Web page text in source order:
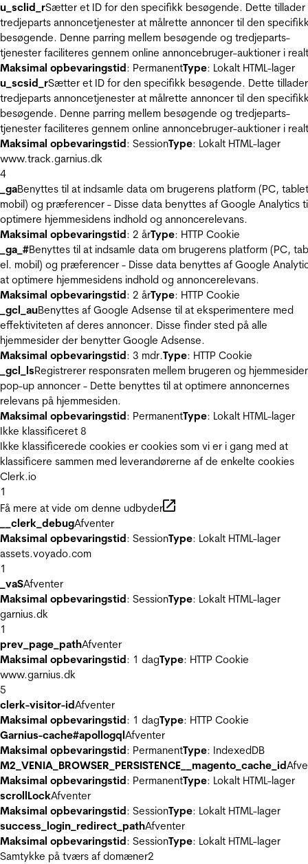
u_sclid_rSætter et ID for den specifikk besøgende. Dette tillader
tredjeparts annoncetjenester at målrette annoncer til den
besøgende. Denne parring mellem besøgende og tredjeparts-
tjenester faciliteres gennem online annoncebruger-auktioner i
Maksimal opbevaringstid: PermanentType: Lokalt HTML-lager
u_scsid_rSætter et ID for den specifikk besøgende. Dette tillader
tredjeparts annoncetjenester at målrette annoncer til den
besøgende. Denne parring mellem besøgende og tredjeparts-
tjenester faciliteres gennem online annoncebruger-auktioner i
Maksimal opbevaringstid: SessionType: Lokalt HTML-lager
www.track.garnius.dk
4
_gaBenyttes til at indsamle data om brugerens platform (PC,
mobil) og præferencer - Disse data benyttes af Google Analytics
optimere hjemmesidens indhold og annoncerelevans.
Maksimal opbevaringstid: 2 årType: HTTP Cookie
_ga_#Benyttes til at indsamle data om brugerens platform (PC,
el. mobil) og præferencer - Disse data benyttes af Google
at optimere hjemmesidens indhold og annoncerelevans.
Maksimal opbevaringstid: 2 årType: HTTP Cookie
_gcl_auBenyttes af Google Adsense til at eksperimentere med
effektiviteten af deres annoncer. Disse finder sted på alle
hjemmesider der benytter Google Adsense.
Maksimal opbevaringstid: 3 mdr.Type: HTTP Cookie
_gcl_lsRegistrerer responsraten mellem brugeren og
pop-up annoncer - Dette benyttes til at optimere annoncernes
relevans på hjemmesiden.
Maksimal opbevaringstid: PermanentType: Lokalt HTML-lager
Ikke klassificeret 8
Ikke klassificerede cookies er cookies som vi er i gang med at
klassificere sammen med leverandørerne af de enkelte cookies
Clerk.io
1
Få mere at vide om denne udbyder
__clerk_debugAfventer
Maksimal opbevaringstid: SessionType: Lokalt HTML-lager
assets.voyado.com
1
_vaSAfventer
Maksimal opbevaringstid: SessionType: Lokalt HTML-lager
garnius.dk
1
prev_page_pathAfventer
Maksimal opbevaringstid: 1 dagType: HTTP Cookie
www.garnius.dk
5
clerk-visitor-idAfventer
Maksimal opbevaringstid: 1 dagType: HTTP Cookie
Garnius-cache#apollogqlAfventer
Maksimal opbevaringstid: PermanentType: IndexedDB
M2_VENIA_BROWSER_PERSISTENCE__magento_cache_id
Maksimal opbevaringstid: PermanentType: Lokalt HTML-lager
scrollLockAfventer
Maksimal opbevaringstid: SessionType: Lokalt HTML-lager
success_login_redirect_pathAfventer
Maksimal opbevaringstid: SessionType: Lokalt HTML-lager
Samtykke på tværs af domæner2